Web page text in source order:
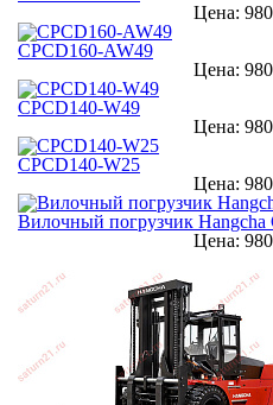
Цена:
CPCD160-AW49
Цена:
CPCD140-W49
Цена:
CPCD140-W25
Цена:
Вилочный погрузчик Hangcha
Цена: